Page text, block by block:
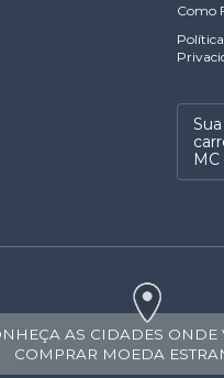
Como
Sua
MC
AS CIDADES ONDE
COMPRAR MOEDA